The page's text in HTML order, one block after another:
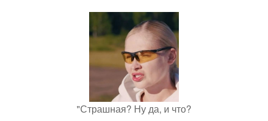
"Страшная? Ну да, и что?